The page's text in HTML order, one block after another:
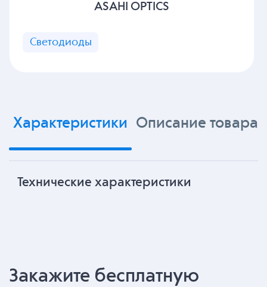
ASAHI OPTICS
Светодиоды
Характеристики Описание товара
Технические характеристики
Закажите бесплатную